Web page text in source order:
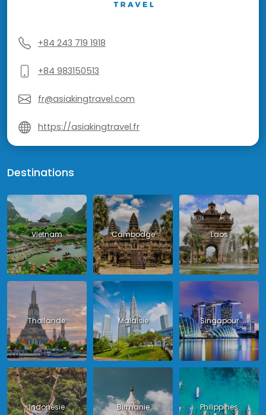
+84 243 719 1918
+84 983150513
fr@asiakingtravel.com
https://asiakingtravel.fr
Destinations
Vietnam Cambodge Laos
Thailande Malaisie Singapour
Indonésie Birmanie Philippines